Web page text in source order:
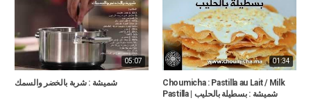
05:07
شميشة : شربة بالخضر والسمك
01:34
Choumicha : Pastilla au Lait / Milk
Pastilla | شميشة : بسطيلة بالحليب